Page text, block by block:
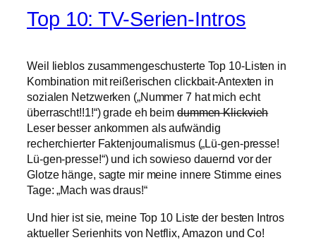
Top 10: TV-Serien-Intros
Weil lieblos zusammengeschusterte Top 10-Listen in
Kombination mit reißerischen clickbait-Antexten in
sozialen Netzwerken („Nummer 7 hat mich echt
überrascht!!1!“) grade eh beim dummen Klickvieh
Leser besser ankommen als aufwändig
recherchierter Faktenjournalismus („Lü-gen-presse!
Lü-gen-presse!“) und ich sowieso dauernd vor der
Glotze hänge, sagte mir meine innere Stimme eines
Tage: „Mach was draus!“
Und hier ist sie, meine Top 10 Liste der besten Intros
aktueller Serienhits von Netflix, Amazon und Co!